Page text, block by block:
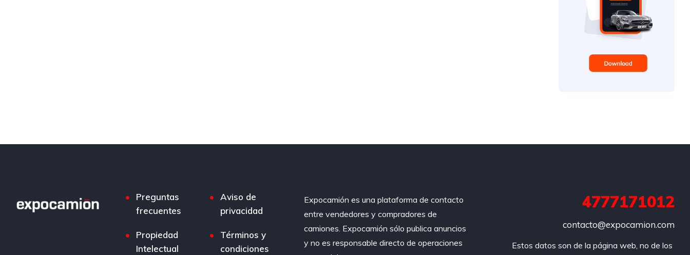
Preguntas
frecuentes
Aviso de
privacidad
Propiedad
Intelectual
Términos y
condiciones
Expocamión es una plataforma de contacto
entre vendedores y compradores de
camiones. Expocamión sólo publica anuncios
y no es responsable directo de operaciones
4777171012
contacto@expocamion.com
Estos datos son de la página web, no de los